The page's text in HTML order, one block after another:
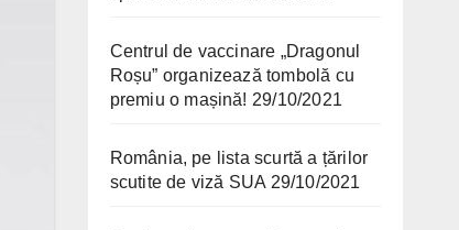
Centrul de vaccinare „Dragonul
Roșu” organizează tombolă cu
premiu o mașină! 29/10/2021
România, pe lista scurtă a țărilor
scutite de viză SUA 29/10/2021